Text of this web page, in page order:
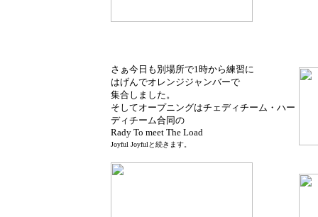
さぁ今日も別場所で1時から練習に
はげんでオレンジジャンバーで
集合しました。
そしてオープニングはチェディチーム・ハー
ディチーム合同の
Rady To meet The Load
Joyful Joyfulと続きます。